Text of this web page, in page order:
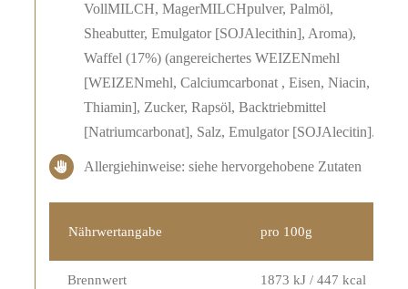
VollMILCH, MagerMILCHpulver, Palmöl,
Sheabutter, Emulgator [SOJAlecithin], Aroma),
Waffel (17%) (angereichertes WEIZENmehl
[WEIZENmehl, Calciumcarbonat , Eisen, Niacin,
Thiamin], Zucker, Rapsöl, Backtriebmittel
[Natriumcarbonat], Salz, Emulgator [SOJAlecitin].
Allergiehinweise: siehe hervorgehobene Zutaten
Nährwertangabe pro 100g
Brennwert 1873 kJ / 447 kcal